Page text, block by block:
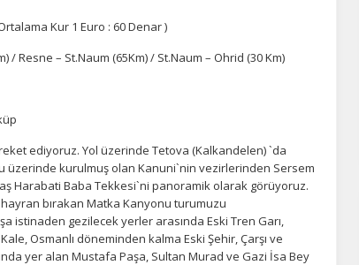
yardımcı olur.
ilgi alanlarınıza uygun reklamlar göstermek için kullanılır.
reklamları görmeye devam edersiniz, ancak daha az
olabilirler.
Reddet Tümünü Kabul Et
Kur 1 Euro : 60 Denar )
/ Resne – St.Naum (65Km) / St.Naum – Ohrid (30 Km)
ediyoruz. Yol üzerinde Tetova (Kalkandelen) `da
üzerinde kurulmuş olan Kanuni`nin vezirlerinden Sersem
Harabati Baba Tekkesi`ni panoramik olarak görüyoruz.
bırakan Matka Kanyonu turumuzu
istinaden gezilecek yerler arasında Eski Tren Garı,
Osmanlı döneminden kalma Eski Şehir, Çarşı ve
yer alan Mustafa Paşa, Sultan Murad ve Gazi İsa Bey